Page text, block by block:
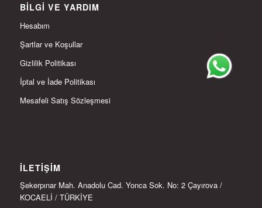
BILGI VE YARDIM
Hesabım
Şartlar ve Koşullar
Gizlilik Politikası
İptal ve İade Politikası
Mesafeli Satış Sözleşmesi
İLETIŞIM
Şekerpınar Mah. Anadolu Cad. Yonca Sok. No: 2 Çayırova /
KOCAELİ / TÜRKİYE